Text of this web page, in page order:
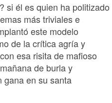
si él es quien ha politizado
más triviales e
este modelo
de la crítica agría y
esa risita de mafioso
de burla y
en su santa